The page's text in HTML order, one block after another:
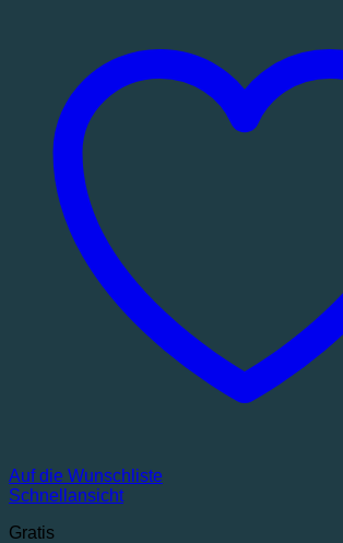
Auf die Wunschliste
Schnellansicht
Gratis